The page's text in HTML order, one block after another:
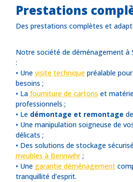
Prestations
Des prestations complètes et
Notre société de déménagement à
:
• Une visite techniquepréalable
besoins ;
• La fourniture de cartons et
professionnels ;
• Le démontage et remontage
• Une manipulation soigneuse de
délicats ;
• Des solutions de stockage
meubles à Bennwihr;
• Une garantie déménagement
tranquillité d’esprit.